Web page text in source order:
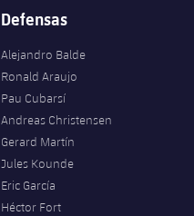
Defensas
Alejandro Balde
Ronald Araujo
Pau Cubarsí
Andreas Christensen
Gerard Martín
Jules Kounde
Eric García
Héctor Fort